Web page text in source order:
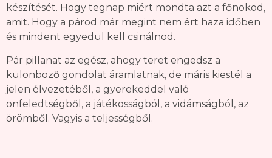
készítését. Hogy tegnap miért mondta azt a főnököd,
amit. Hogy a párod már megint nem ért haza időben
és mindent egyedül kell csinálnod.
Pár pillanat az egész, ahogy teret engedsz a
különböző gondolat áramlatnak, de máris kiestél a
jelen élvezetéből, a gyerekeddel való
önfeledtségből, a játékosságból, a vidámságból, az
örömből. Vagyis a teljességből.